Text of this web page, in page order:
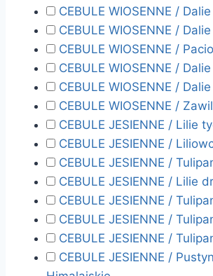
CEBULE WIOSENNE /
CEBULE WIOSENNE /
CEBULE WIOSENNE /
CEBULE WIOSENNE /
CEBULE WIOSENNE /
CEBULE WIOSENNE /
CEBULE JESIENNE / Lilie
CEBULE JESIENNE /
CEBULE JESIENNE /
CEBULE JESIENNE / Lilie
CEBULE JESIENNE /
CEBULE JESIENNE /
CEBULE JESIENNE /
CEBULE JESIENNE /